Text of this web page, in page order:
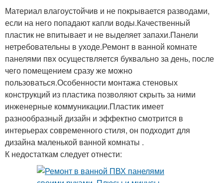
Материал влагоустойчив и не покрывается разводами,
если на него попадают капли воды.Качественный
пластик не впитывает и не выделяет запахи.Панели
нетребовательны в уходе.Ремонт в ванной комнате
панелями пвх осуществляется буквально за день, после
чего помещением сразу же можно
пользоваться.Особенности монтажа стеновых
конструкций из пластика позволяют скрыть за ними
инженерные коммуникации.Пластик имеет
разнообразный дизайн и эффектно смотрится в
интерьерах современного стиля, он подходит для
дизайна маленькой ванной комнаты .
К недостаткам следует отнести: